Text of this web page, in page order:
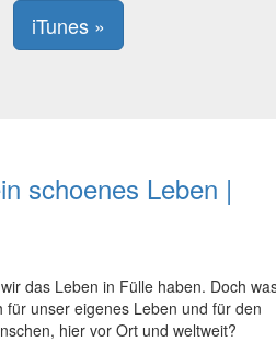
iTunes »
schoenes Leben |
das Leben in Fülle haben. Doch
unser eigenes Leben und für den
hier vor Ort und weltweit?